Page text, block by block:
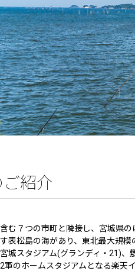
紹介
む７つの市町と隣接し、宮城県の
表松島の海があり、東北最大規
城スタジアム(グランディ・21)
軍のホームスタジアムとなる楽天